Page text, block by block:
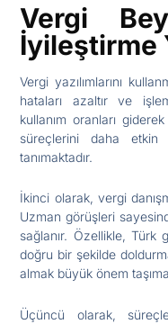
Vergi
İyileştirme
Vergi yazılımlarını
hataları azaltır ve
kullanım oranları
süreçlerini daha etkin
tanımaktadır.
İkinci olarak, vergi
Uzman görüşleri
sağlanır. Özellikle, Türk
doğru bir şekilde
almak büyük önem
Üçüncü olarak,